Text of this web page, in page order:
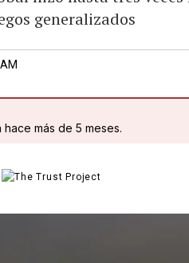
generalizados
más de 5 meses.